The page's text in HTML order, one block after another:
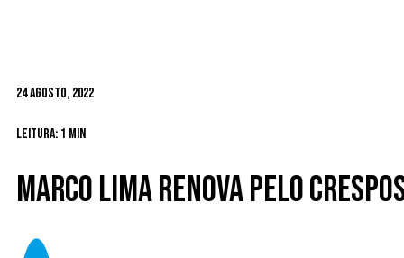
24 Agosto, 2022
Leitura: 1 min
Marco Lima renova pelo